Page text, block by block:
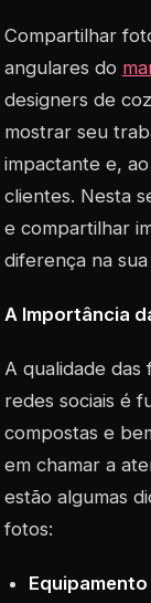
Compartilhar
angulares do
designers de
mostrar seu
impactante e,
clientes. Nesta
e compartilhar
diferença na
A Importância
A qualidade
redes sociais é
compostas e
em chamar a
estão algumas
fotos: